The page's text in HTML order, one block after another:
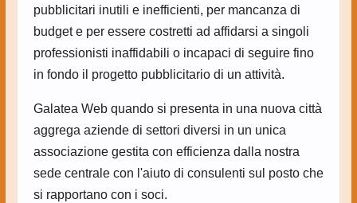
pubblicitari inutili e inefficienti, per mancanza di
budget e per essere costretti ad affidarsi a singoli
professionisti inaffidabili o incapaci di seguire fino
in fondo il progetto pubblicitario di un attività.
Galatea Web quando si presenta in una nuova città
aggrega aziende di settori diversi in un unica
associazione gestita con efficienza dalla nostra
sede centrale con l'aiuto di consulenti sul posto che
si rapportano con i soci.